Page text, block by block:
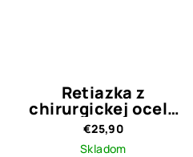
Retiazka z
chirurgickej ocele
Crystal Drops
€25,90
Skladom